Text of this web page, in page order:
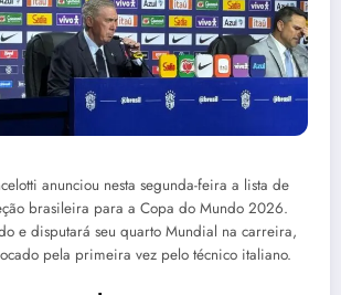
anunciou nesta segunda-feira a lista de
brasileira para a Copa do Mundo 2026.
e disputará seu quarto Mundial na carreira,
pela primeira vez pelo técnico italiano.